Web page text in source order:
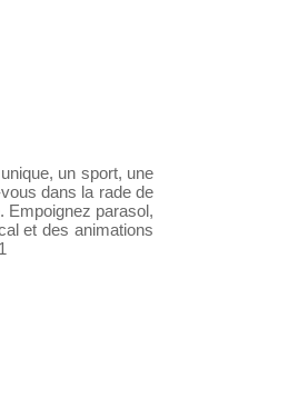
un sport, une
dans la rade de
Empoignez parasol,
et des animations